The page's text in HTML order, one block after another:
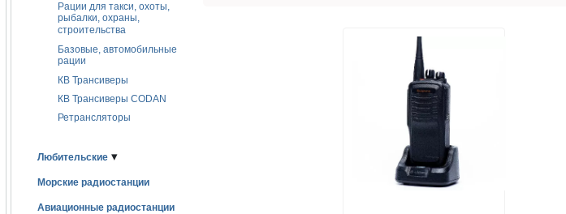
Рации для такси, охоты,
рыбалки, охраны,
строительства
Базовые, автомобильные
рации
КВ Трансиверы
КВ Трансиверы CODAN
Ретрансляторы
Любительские ▾
Морские радиостанции
Авиационные радиостанции